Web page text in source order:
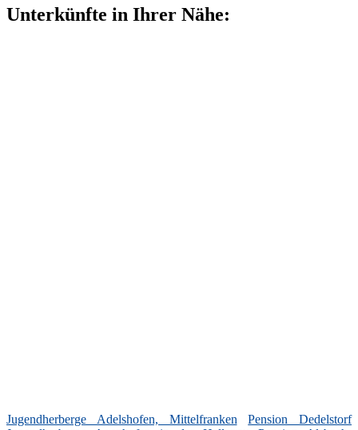
Unterkünfte in Ihrer Nähe:
Jugendherberge Adelshofen, Mittelfranken
Pension Dedelstorf